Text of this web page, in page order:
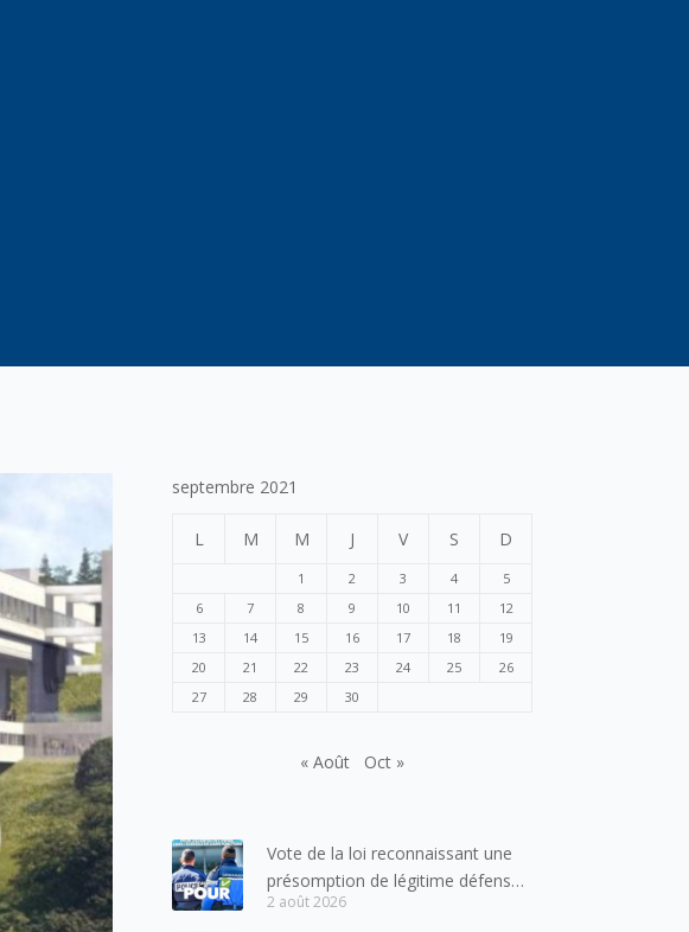
septembre 2021
L M M J V S D
1 2 3 4
5
6
7 8 9 10 11
12
13
14 15 16 17 18
19
20
21 22 23 24 25
26
27
28 29 30
« Août Oct »
Vote de la loi reconnaissant une
présomption de légitime défense
pour les forces de l’ordre
2 août 2026